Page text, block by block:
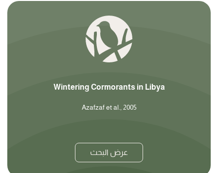
Wintering Cormorants in Libya
Azafzaf et al., 2005
عرض البحث